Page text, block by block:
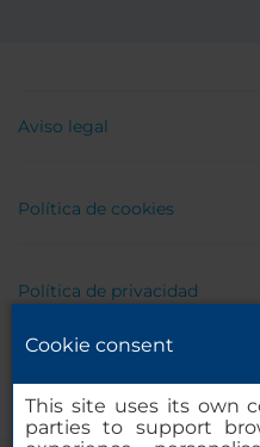
Aviso legal
Política de cookies
Política de privacidad
Cookie consent
This site uses its own
parties to support